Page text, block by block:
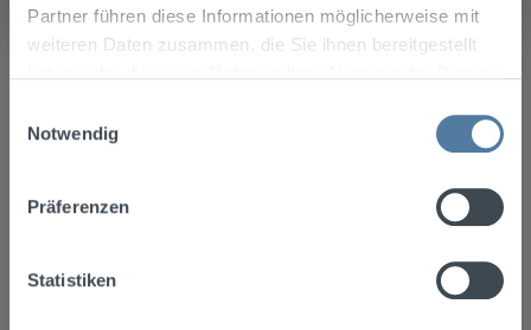
Partner führen diese Informationen möglicherweise mit
weiteren Daten zusammen, die Sie ihnen bereitgestellt
Notwendig
Präferenzen
Statistiken
Ich habe die
Abschicken